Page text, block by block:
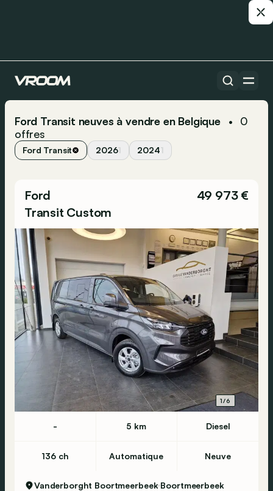
Ford Transit neuves à vendre en Belgique •
0
offres
Ford Transit 20261 20241
Ford
Transit Custom
49 973 €
1/6
- 5 km Diesel
136 ch Automatique Neuve
Vanderborght Boortmeerbeek Boortmeerbeek